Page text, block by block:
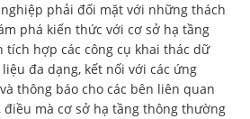
phải đối mặt với những thách
phá kiến thức với cơ sở hạ tầng
tích hợp các công cụ khai thác dữ
đa dạng, kết nối với các ứng
thông báo cho các bên liên quan
điều mà cơ sở hạ tầng thông thường